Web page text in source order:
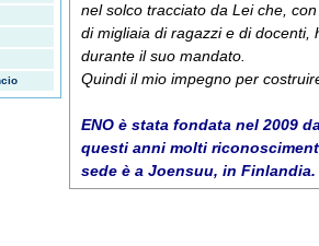
nel solco tracciato da Lei che,
di migliaia di ragazzi e di docenti,
durante il suo mandato.
Quindi il mio impegno per
ENO è stata fondata nel 2009
questi anni molti
sede è a Joensuu, in Finlandia.